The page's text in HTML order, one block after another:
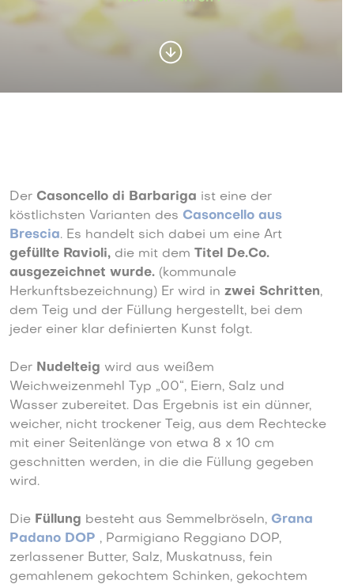
Der Casoncello di Barbariga ist eine der
köstlichsten Varianten des Casoncello aus
Brescia. Es handelt sich dabei um eine Art
gefüllte Ravioli, die mit dem Titel De.Co.
ausgezeichnet wurde. (kommunale
Herkunftsbezeichnung) Er wird in zwei Schritten,
dem Teig und der Füllung hergestellt, bei dem
jeder einer klar definierten Kunst folgt.
Der Nudelteig wird aus weißem
Weichweizenmehl Typ „00“, Eiern, Salz und
Wasser zubereitet. Das Ergebnis ist ein dünner,
weicher, nicht trockener Teig, aus dem Rechtecke
mit einer Seitenlänge von etwa 8 x 10 cm
geschnitten werden, in die die Füllung gegeben
wird.
Die Füllung besteht aus Semmelbröseln, Grana
Padano DOP , Parmigiano Reggiano DOP,
zerlassener Butter, Salz, Muskatnuss, fein
gemahlenem gekochtem Schinken, gekochtem